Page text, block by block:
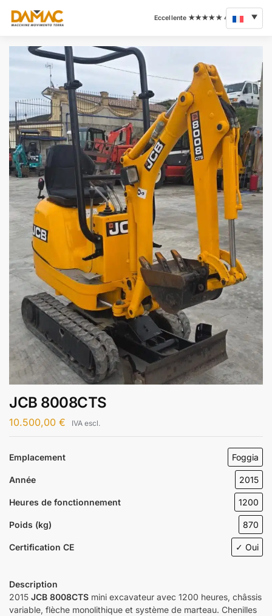
JCB 8008CTS
10.500,00 € IVA escl.
Emplacement Foggia
Année 2015
Heures de fonctionnement 1200
Poids (kg) 870
Certification CE ✓ Oui
Description
2015 JCB 8008CTS mini excavateur avec 1200 heures, châssis
variable, flèche monolithique et système de marteau. Chenilles